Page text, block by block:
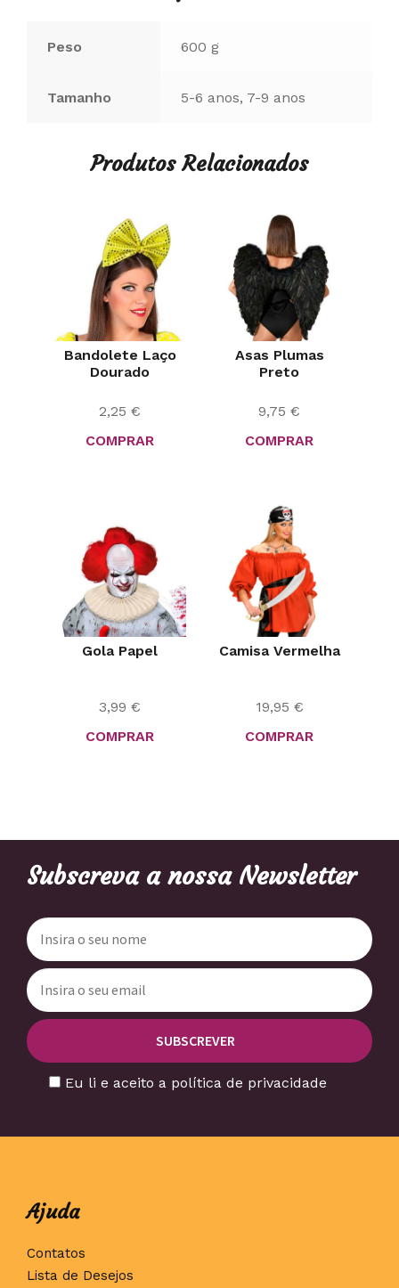
Peso 600 g
Tamanho 5-6 anos, 7-9 anos
Produtos Relacionados
Bandolete Laço
Dourado
2,25 €
COMPRAR
Asas Plumas
Preto
9,75 €
COMPRAR
Gola Papel
3,99 €
COMPRAR
Camisa Vermelha
19,95 €
COMPRAR
Subscreva a nossa Newsletter
Eu li e aceito a política de privacidade
Ajuda
Contatos
Lista de Desejos